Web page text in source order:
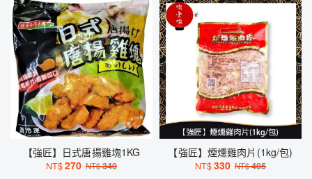
【強匠】日式唐揚雞塊1KG
NT$270 NT$340
【強匠】煙燻雞肉片(1kg/包)
NT$330 NT$405